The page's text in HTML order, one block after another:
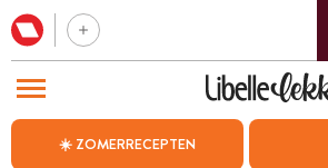
☀️ ZOMERRECEPTEN
BEZOEK ONZE ANDERE WEBSITES